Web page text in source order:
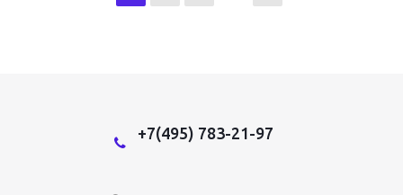
+7(495) 783-21-97